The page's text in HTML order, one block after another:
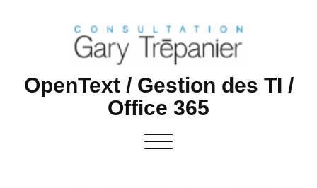
OpenText / Gestion des TI /
Office 365
Toggle navigation